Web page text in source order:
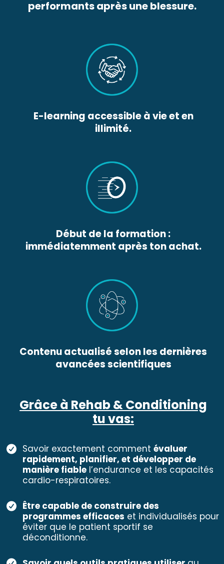
performants après une blessure.
E-learning accessible à vie et en
illimité.
Début de la formation :
immédiatemment après ton achat.
Contenu actualisé selon les dernières
avancées scientifiques
Grâce à Rehab & Conditioning
tu vas:
Savoir exactement comment évaluer
rapidement, planifier, et développer de
manière fiable l’endurance et les capacités
cardio-respiratoires.
Être capable de construire des
programmes efficaces et individualisés pour
éviter que le patient sportif se
déconditionne.